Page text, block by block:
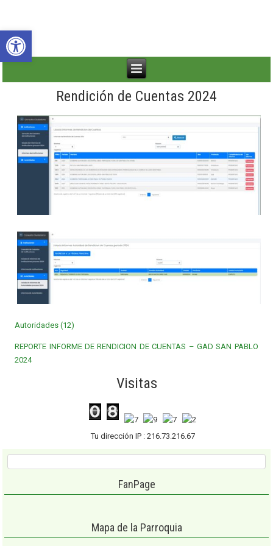
Rendición de Cuentas 2024
Autoridades (12)
REPORTE INFORME DE RENDICION DE CUENTAS – GAD SAN PABLO
2024
Visitas
Tu dirección IP : 216.73.216.67
FanPage
Mapa de la Parroquia
Abrir barra de herramientas